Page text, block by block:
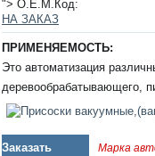
"> O.E.M.Код:
НА ЗАКАЗ
ПРИМЕНЯЕМОСТЬ:
Это автоматизация
деревообрабатывающего,
Заказать Марка